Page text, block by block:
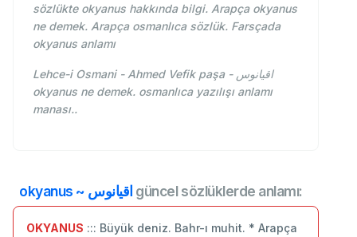
sözlükte okyanus hakkında bilgi. Arapça okyanus
ne demek. Arapça osmanlıca sözlük. Farsçada
okyanus anlamı
Lehce-i Osmani - Ahmed Vefik paşa - اقيانوس
okyanus ne demek. osmanlıca yazılışı anlamı
manası..
okyanus ~ اقيانوس güncel sözlüklerde anlamı:
OKYANUS ::: Büyük deniz. Bahr-ı muhit. * Arapça